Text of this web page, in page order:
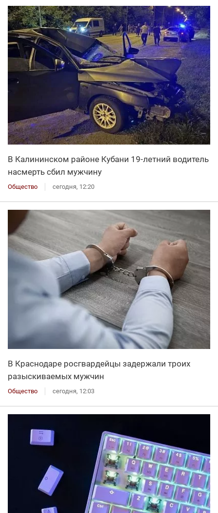
В Калининском районе Кубани 19-летний водитель
насмерть сбил мужчину
Общество сегодня, 12:20
В Краснодаре росгвардейцы задержали троих
разыскиваемых мужчин
Общество сегодня, 12:03